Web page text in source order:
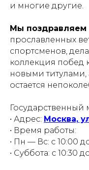
и многие другие.
Мы поздравляем
прославленных
спортсменов,
коллекция побед
новыми
остается
Государственный
• Адрес: Москва,
• Время работы:
• Пн — Вс: с 10:00
• Суббота: с 10:30
Проезд:
Режим работы:
Пн. - Пт. 10.00-
Сб. 10.30-16.00
Вс. 10.00-17.00
Посетителям:
Адрес:105064, г.
Москва ул.
д.18с 1